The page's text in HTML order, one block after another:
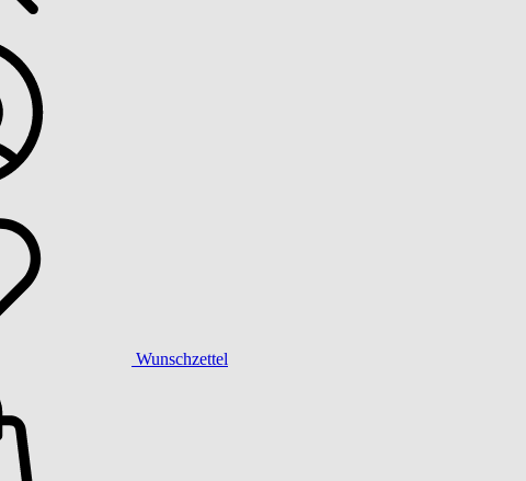
Wunschzettel